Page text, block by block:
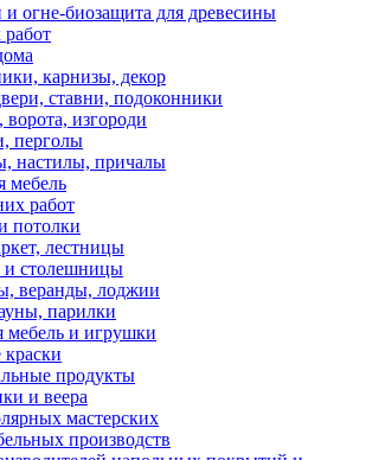
огне-биозащита для древесины
карнизы, декор
ставни, подоконники
ворота, изгороди
перголы
настилы, причалы
мебель
работ
потолки
лестницы
и столешницы
веранды, лоджии
парилки
мебель и игрушки
продукты
и веера
мастерских
производств